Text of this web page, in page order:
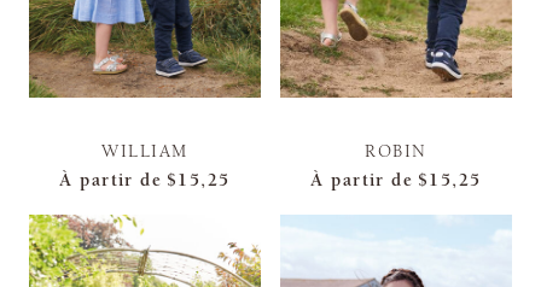
WILLIAM
À partir de $15,25
ROBIN
À partir de $15,25